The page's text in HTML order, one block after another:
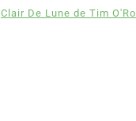
Clair De Lune de Tim